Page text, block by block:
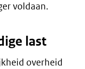
voldaan.
last
overheid